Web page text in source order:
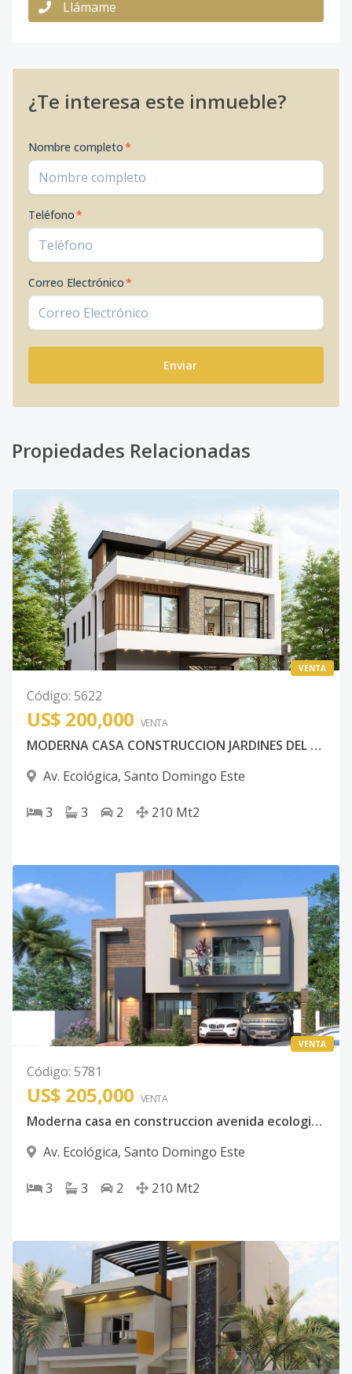
Llámame
¿Te interesa este inmueble?
Nombre completo*
Teléfono*
Correo Electrónico*
Enviar
Propiedades Relacionadas
VENTA
Código: 5622
US$ 200,000 VENTA
MODERNA CASA CONSTRUCCION JARDINES DEL FARALLON
Av. Ecológica, Santo Domingo Este
3 3 2 210 Mt2
VENTA
Código: 5781
US$ 205,000 VENTA
Moderna casa en construccion avenida ecologica Farallon
Av. Ecológica, Santo Domingo Este
3 3 2 210 Mt2